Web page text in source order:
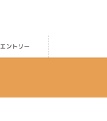
エントリー